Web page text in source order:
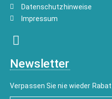
Datenschutzhinweise
Impressum
Newsletter
Verpassen Sie nie wieder